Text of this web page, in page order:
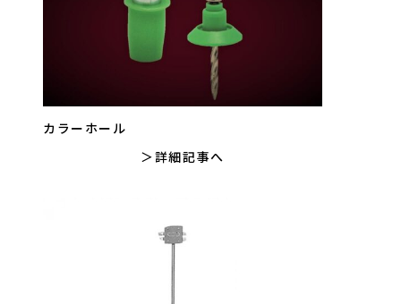
カラーホール
詳細記事へ